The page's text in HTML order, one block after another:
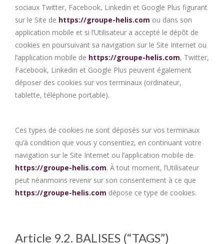
sociaux Twitter, Facebook, Linkedin et Google Plus figurant
sur le Site de https://groupe-helis.com ou dans son
application mobile et si l’Utilisateur a accepté le dépôt de
cookies en poursuivant sa navigation sur le Site Internet ou
l’application mobile de https://groupe-helis.com, Twitter,
Facebook, Linkedin et Google Plus peuvent également
déposer des cookies sur vos terminaux (ordinateur,
tablette, téléphone portable).
Ces types de cookies ne sont déposés sur vos terminaux
qu’à condition que vous y consentiez, en continuant votre
navigation sur le Site Internet ou l’application mobile de
https://groupe-helis.com. À tout moment, l’Utilisateur
peut néanmoins revenir sur son consentement à ce que
https://groupe-helis.com dépose ce type de cookies.
Article 9.2. BALISES (“TAGS”)